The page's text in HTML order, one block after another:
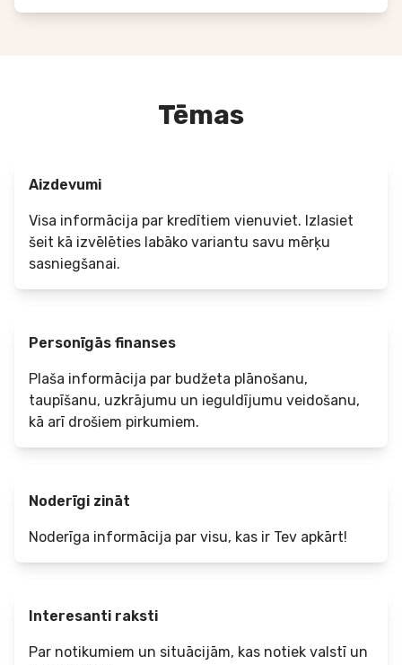
Tēmas
Aizdevumi
Visa informācija par kredītiem vienuviet. Izlasiet
šeit kā izvēlēties labāko variantu savu mērķu
sasniegšanai.
Personīgās finanses
Plaša informācija par budžeta plānošanu,
taupīšanu, uzkrājumu un ieguldījumu veidošanu,
kā arī drošiem pirkumiem.
Noderīgi zināt
Noderīga informācija par visu, kas ir Tev apkārt!
Interesanti raksti
Par notikumiem un situācijām, kas notiek valstī un